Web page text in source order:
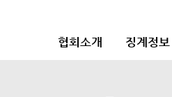
협회소개 징계정